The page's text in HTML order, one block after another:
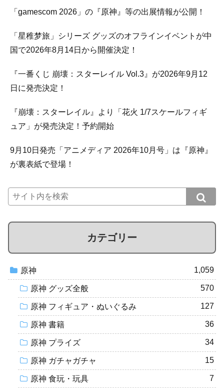
「gamescom 2026」の『原神』等の出展情報が公開！
「星稚梦旅」シリーズ グッズのオフラインイベントが中
国で2026年8月14日から開催決定！
『一番くじ 崩壊：スターレイル Vol.3』が2026年9月12
日に発売決定！
『崩壊：スターレイル』より「花火 1/7スケールフィギ
ュア」が発売決定！予約開始
9月10日発売「アニメディア 2026年10月号」は『原神』
が裏表紙で登場！
カテゴリー
原神 1,059
原神 グッズ全般 570
原神 フィギュア・ぬいぐるみ 127
原神 書籍 36
原神 プライズ 34
原神 ガチャガチャ 15
原神 食玩・玩具 7